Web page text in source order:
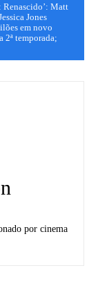
Renascido’: Matt
Jones
em novo
2ª temporada;
por cinema